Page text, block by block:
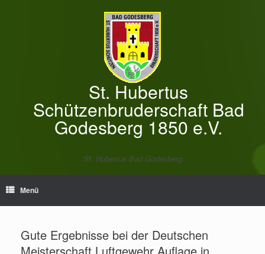
St. Hubertus
Schützenbruderschaft Bad
Godesberg 1850 e.V.
St. Hubertus Bad Godesberg
Menü
Gute Ergebnisse bei der Deutschen